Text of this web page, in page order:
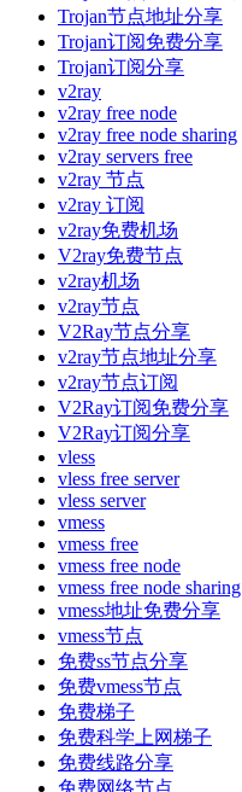
Trojan节点地址分享
Trojan订阅免费分享
Trojan订阅分享
v2ray
v2ray free node
v2ray free node sharing
v2ray servers free
v2ray 节点
v2ray 订阅
v2ray免费机场
V2ray免费节点
v2ray机场
v2ray节点
V2Ray节点分享
v2ray节点地址分享
v2ray节点订阅
V2Ray订阅免费分享
V2Ray订阅分享
vless
vless free server
vless server
vmess
vmess free
vmess free node
vmess free node sharing
vmess地址免费分享
vmess节点
免费ss节点分享
免费vmess节点
免费梯子
免费科学上网梯子
免费线路分享